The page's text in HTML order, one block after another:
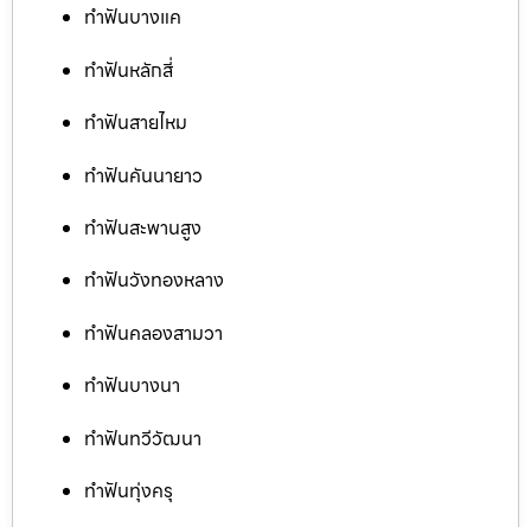
ทำฟันบางแค
ทำฟันหลักสี่
ทำฟันสายไหม
ทำฟันคันนายาว
ทำฟันสะพานสูง
ทำฟันวังทองหลาง
ทำฟันคลองสามวา
ทำฟันบางนา
ทำฟันทวีวัฒนา
ทำฟันทุ่งครุ